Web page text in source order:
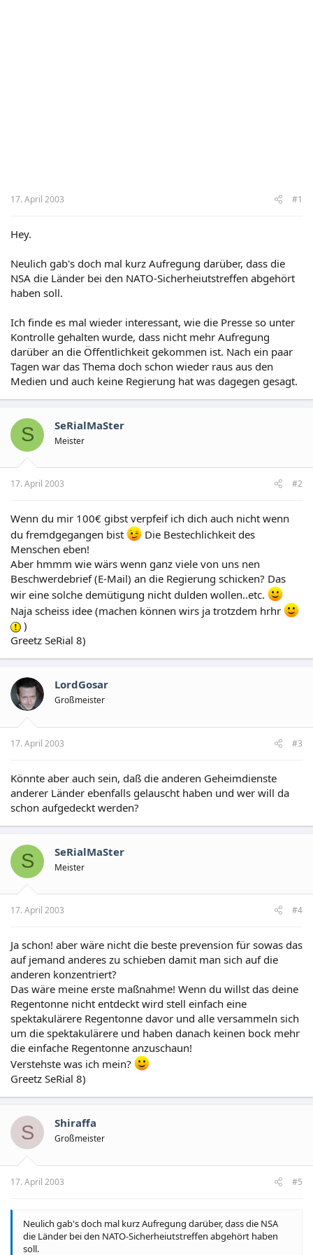
17. April 2003 #1
Hey.
Neulich gab's doch mal kurz Aufregung darüber, dass die
NSA die Länder bei den NATO-Sicherheiutstreffen abgehört
haben soll.
Ich finde es mal wieder interessant, wie die Presse so unter
Kontrolle gehalten wurde, dass nicht mehr Aufregung
darüber an die Öffentlichkeit gekommen ist. Nach ein paar
Tagen war das Thema doch schon wieder raus aus den
Medien und auch keine Regierung hat was dagegen gesagt.
S SeRialMaSter
Meister
17. April 2003 #2
Wenn du mir 100€ gibst verpfeif ich dich auch nicht wenn
du fremdgegangen bist
Die Bestechlichkeit des
Menschen eben!
Aber hmmm wie wärs wenn ganz viele von uns nen
Beschwerdebrief (E-Mail) an die Regierung schicken? Das
wir eine solche demütigung nicht dulden wollen..etc.
Naja scheiss idee (machen können wirs ja trotzdem hrhr
)
Greetz SeRial 8)
LordGosar
Großmeister
17. April 2003 #3
Könnte aber auch sein, daß die anderen Geheimdienste
anderer Länder ebenfalls gelauscht haben und wer will da
schon aufgedeckt werden?
S SeRialMaSter
Meister
17. April 2003 #4
Ja schon! aber wäre nicht die beste prevension für sowas das
auf jemand anderes zu schieben damit man sich auf die
anderen konzentriert?
Das wäre meine erste maßnahme! Wenn du willst das deine
Regentonne nicht entdeckt wird stell einfach eine
spektakulärere Regentonne davor und alle versammeln sich
um die spektakulärere und haben danach keinen bock mehr
die einfache Regentonne anzuschaun!
Verstehste was ich mein?
Greetz SeRial 8)
S Shiraffa
Großmeister
17. April 2003 #5
Neulich gab's doch mal kurz Aufregung darüber, dass die NSA
die Länder bei den NATO-Sicherheiutstreffen abgehört haben
soll.